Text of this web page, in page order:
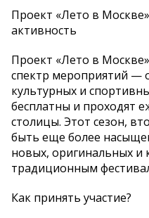
Проект «Лето в
активность
Проект «Лето в
спектр мероприятий —
культурных и
бесплатны и проходят
столицы. Этот сезон,
быть еще более
новых, оригинальных и
традиционным
Как принять участие?